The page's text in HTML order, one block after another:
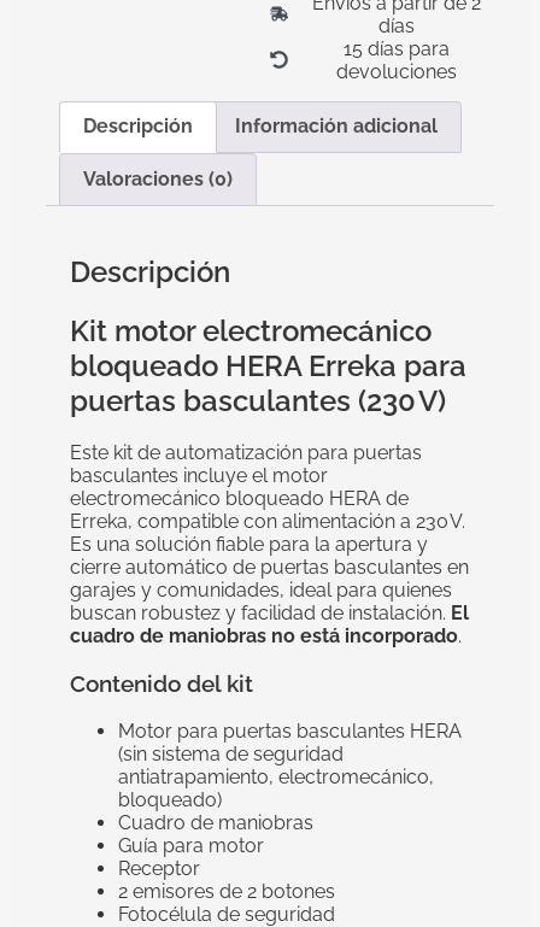
días
15 días para
devoluciones
Descripción Información adicional
Valoraciones (0)
Descripción
Kit motor electromecánico
bloqueado HERA Erreka para
puertas basculantes (230 V)
Este kit de automatización para puertas
basculantes incluye el motor
electromecánico bloqueado HERA de
Erreka, compatible con alimentación a 230 V.
Es una solución fiable para la apertura y
cierre automático de puertas basculantes en
garajes y comunidades, ideal para quienes
buscan robustez y facilidad de instalación. El
cuadro de maniobras no está incorporado.
Contenido del kit
Motor para puertas basculantes HERA
(sin sistema de seguridad
antiatrapamiento, electromecánico,
bloqueado)
Cuadro de maniobras
Guía para motor
Receptor
2 emisores de 2 botones
Fotocélula de seguridad